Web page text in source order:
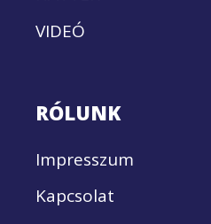
VIDEÓ
RÓLUNK
Impresszum
Kapcsolat